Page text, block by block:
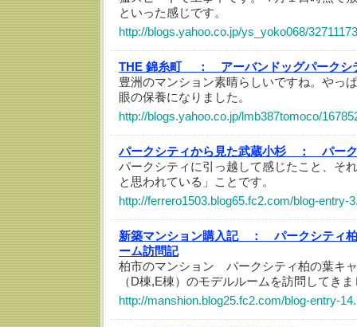
といった感じです。
http://blogs.yahoo.co.jp/ys_yoko068/
THE 錦糸町 ：
アーバンドッグパークシ
豊洲のマンション素晴らしいですね。やっ
眼の保養になりました。
http://blogs.yahoo.co.jp/lmb387tomoco/
パークシティから見た武蔵小杉 ：
パー
パークシティに引っ越して感じたこと、そ
と思われている」ことです。
http://ferrero1503.blog65.fc2.com/blog-entry-
新築マンション購入記 ：
パークシティ
ーム訪問記
柏市のマンション パークシティ柏の葉キ
（D棟,E棟）のモデルルームを訪問してきま
http://manshion.blog25.fc2.com/blog-entry-